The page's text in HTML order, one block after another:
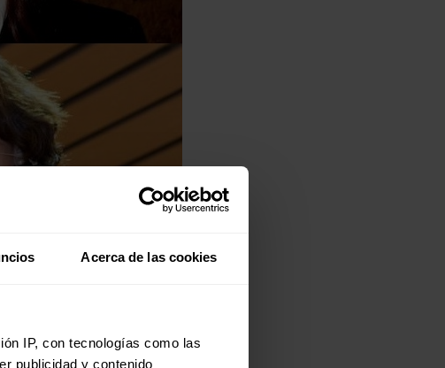
Acerca de las cookies
IP, con tecnologías como las
publicidad y contenido